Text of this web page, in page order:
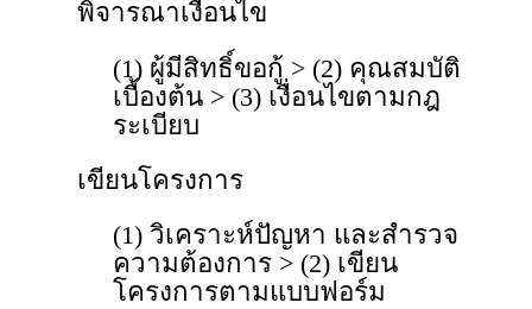
พิจารณาเงื่อนไข
(1) ผู้มีสิทธิ์ขอกู้ > (2) คุณสมบัติ
เบื้องต้น > (3) เงื่อนไขตามกฎ
ระเบียบ
เขียนโครงการ
(1) วิเคราะห์ปัญหา และสำรวจ
ความต้องการ > (2) เขียน
โครงการตามแบบฟอร์ม